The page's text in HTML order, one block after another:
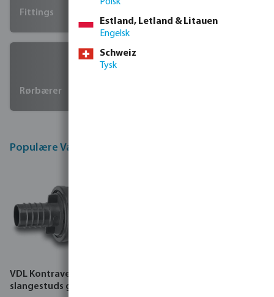
Fittings
Rørbærer
Populære Van De Lande produkter
VDL Kontraventil PVC-U
slangestuds grå
Estland, Letland & Litauen
Engelsk
Schweiz
Tysk